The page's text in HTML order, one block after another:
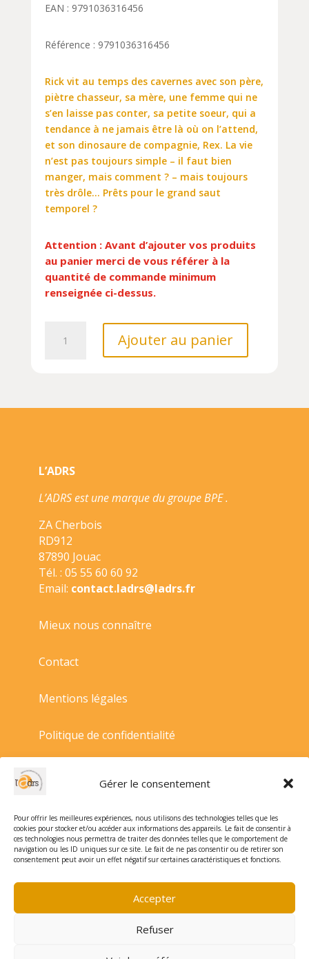
Gérer le consentement
Pour offrir les meilleures expériences, nous utilisons des technologies telles que les
cookies pour stocker et/ou accéder aux informations des appareils. Le fait de consentir à
ces technologies nous permettra de traiter des données telles que le comportement de
navigation ou les ID uniques sur ce site. Le fait de ne pas consentir ou de retirer son
consentement peut avoir un effet négatif sur certaines caractéristiques et fonctions.
Accepter
Refuser
EAN : 9791036316456
Référence : 9791036316456
Rick vit au temps des cavernes avec son père,
piètre chasseur, sa mère, une femme qui ne
s’en laisse pas conter, sa petite soeur, qui a
tendance à ne jamais être là où on l’attend,
et son dinosaure de compagnie, Rex. La vie
n’est pas toujours simple – il faut bien
manger, mais comment ? – mais toujours
très drôle… Prêts pour le grand saut
temporel ?
Attention : Avant d’ajouter vos produits
au panier merci de vous référer à la
quantité de commande minimum
renseignée ci-dessus.
PREHISTORIC
01/1/BD
JEUNESSE/PREHISTORIC
Ajouter au panier
L’ADRS
L’ADRS est une marque du groupe BPE .
ZA Cherbois
RD912
87890 Jouac
Tél. : 05 55 60 60 92
Email: contact.ladrs@ladrs.fr
Mieux nous connaître
Contact
Mentions légales
Politique de confidentialité
Politique de cookies